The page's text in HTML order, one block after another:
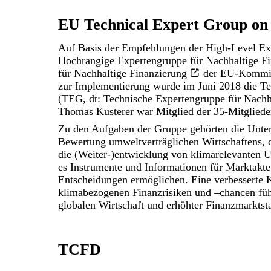
EU Technical Expert Group
Auf Basis der Empfehlungen der High-Level
Hochrangige Expertengruppe für Nachhaltige
für Nachhaltige Finanzierung
der EU-
zur Implementierung wurde im Juni 2018 die
(TEG, dt: Technische Expertengruppe für
Thomas Kusterer war Mitglied der 35-
Zu den Aufgaben der Gruppe gehörten die
Bewertung umweltverträglichen
die (Weiter-)entwicklung von klimarelevanten
es Instrumente und Informationen für
Entscheidungen ermöglichen. Eine
klimabezogenen Finanzrisiken und –chancen
globalen Wirtschaft und erhöhter
TCFD